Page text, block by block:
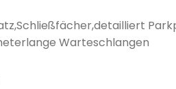
Warteschlangen